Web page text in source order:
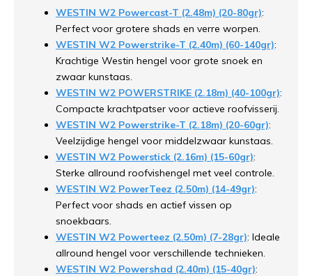
WESTIN W2 Powercast-T (2.48m) (20-80gr):
Perfect voor grotere shads en verre worpen.
WESTIN W2 Powerstrike-T (2.40m) (60-140gr):
Krachtige Westin hengel voor grote snoek en
zwaar kunstaas.
WESTIN W2 POWERSTRIKE (2.18m) (40-100gr):
Compacte krachtpatser voor actieve roofvisserij.
WESTIN W2 Powerstrike-T (2.18m) (20-60gr):
Veelzijdige hengel voor middelzwaar kunstaas.
WESTIN W2 Powerstick (2.16m) (15-60gr):
Sterke allround roofvishengel met veel controle.
WESTIN W2 PowerTeez (2.50m) (14-49gr):
Perfect voor shads en actief vissen op
snoekbaars.
WESTIN W2 Powerteez (2.50m) (7-28gr): Ideale
allround hengel voor verschillende technieken.
WESTIN W2 Powershad (2.40m) (15-40gr):